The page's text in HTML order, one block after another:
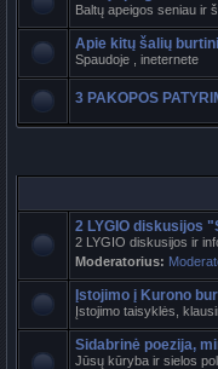
Baltų apeigos seniau ir
Apie kitų šalių
Spaudoje , ineternete
3 PAKOPOS
2 LYGIO diskusijos
2 LYGIO diskusijos ir
Moderatorius:
Įstojimo į Kurono
Įstojimo taisyklės,
Sidabrinė poezija,
Jūsų kūryba ir sielos